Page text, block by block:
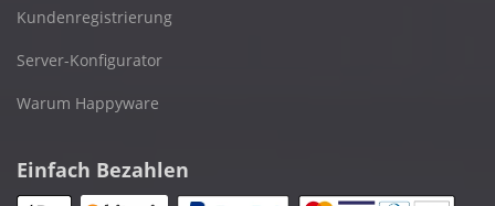
Kundenregistrierung
Server-Konfigurator
Warum Happyware
Einfach Bezahlen